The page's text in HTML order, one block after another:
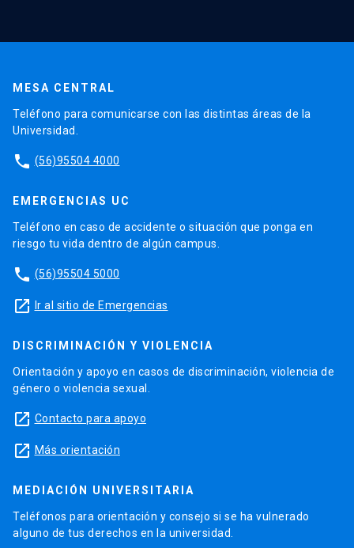
MESA CENTRAL
Teléfono para comunicarse con las distintas áreas de la
Universidad.
phone (56)95504 4000
EMERGENCIAS UC
Teléfono en caso de accidente o situación que ponga en
riesgo tu vida dentro de algún campus.
phone (56)95504 5000
launch Ir al sitio de Emergencias
DISCRIMINACIÓN Y VIOLENCIA
Orientación y apoyo en casos de discriminación, violencia de
género o violencia sexual.
launch Contacto para apoyo
launch Más orientación
MEDIACIÓN UNIVERSITARIA
Teléfonos para orientación y consejo si se ha vulnerado
alguno de tus derechos en la universidad.